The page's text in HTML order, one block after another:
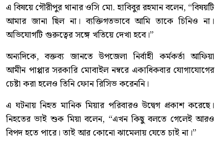
এ বিষয়ে গৌরীপুর থানার ওসি মো. হাবিবুর রহমান বলেন, “বিষয়টি
আমার জানা ছিল না। ব্যক্তিগতভাবে আমি তাকে চিনিও না।
অভিযোগটি গুরুত্বের সঙ্গে খতিয়ে দেখা হবে।”
অন্যদিকে, বক্তব্য জানতে উপজেলা নির্বাহী কর্মকর্তা আফিয়া
আমীন পাপ্পার সরকারি মোবাইল নম্বরে একাধিকবার যোগাযোগের
চেষ্টা করা হলেও তিনি ফোন রিসিভ করেননি।
এ ঘটনায় নিহত মানিক মিয়ার পরিবারও উদ্বেগ প্রকাশ করেছে।
নিহতের ভাই শুক মিয়া বলেন, “এখন কিছু বলতে গেলেই আরও
বিপদ হতে পারে। তাই আর কোনো ঝামেলায় যেতে চাই না।”